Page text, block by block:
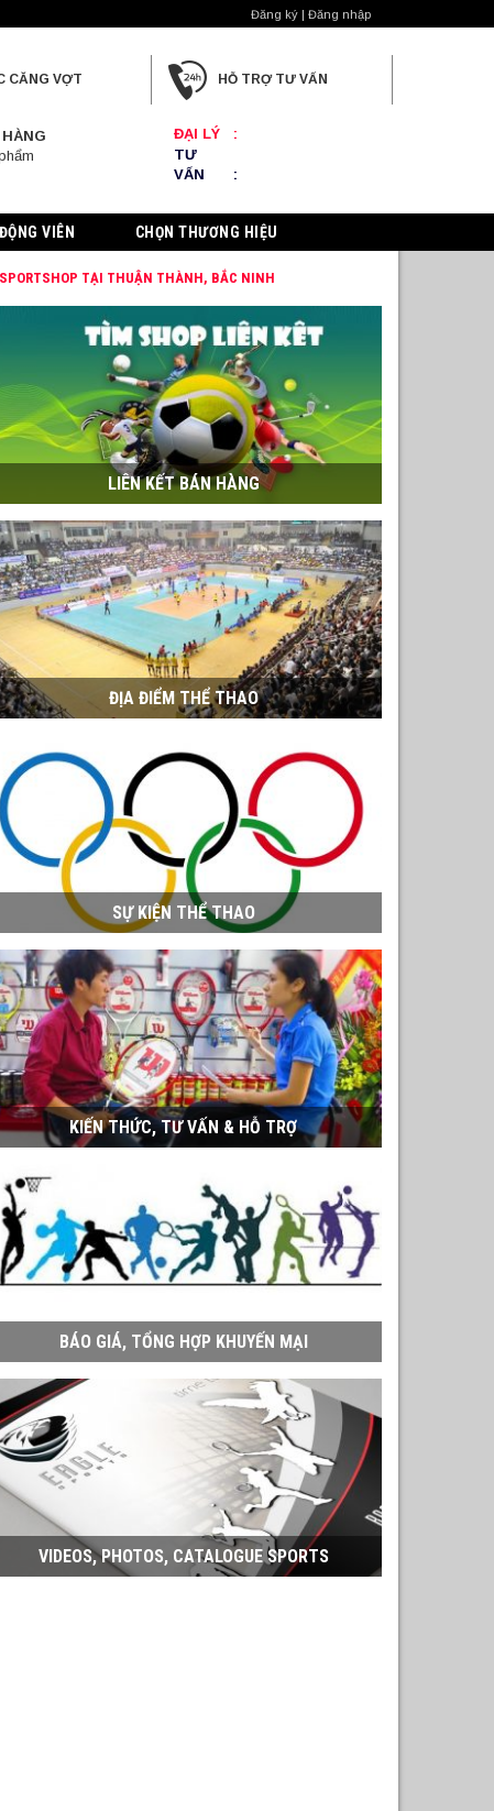
Đăng ký | Đăng nhập
CĂNG VỢT HỖ TRỢ TƯ VẤN
ĐẠI LÝ
:
TƯ
VẤN
:
VIÊN CHỌN THƯƠNG HIỆU
TẠI THUẬN THÀNH, BẮC NINH
LIÊN KẾT BÁN HÀNG
ĐỊA ĐIỂM THỂ THAO
SỰ KIỆN THỂ THAO
KIẾN THỨC, TƯ VẤN & HỖ TRỢ
BÁO GIÁ, TỔNG HỢP KHUYẾN MẠI
VIDEOS, PHOTOS, CATALOGUE SPORTS